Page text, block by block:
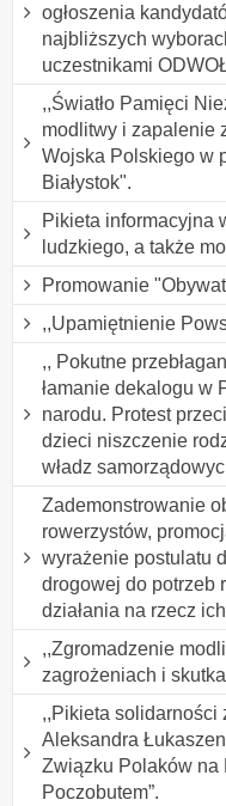
ogłoszenia
najbliższych
uczestnikami
,,Światło Pamięci
modlitwy i zapalenie
Wojska Polskiego w
Białystok".
Pikieta informacyjna
ludzkiego, a także
Promowanie
,,Upamiętnienie
,, Pokutne
łamanie dekalogu w
narodu. Protest
dzieci niszczenie
władz
Zademonstrowanie
rowerzystów,
wyrażenie postulatu
drogowej do potrzeb
działania na rzecz
,,Zgromadzenie
zagrożeniach i
,,Pikieta solidarności
Aleksandra
Związku Polaków na
Poczobutem”.